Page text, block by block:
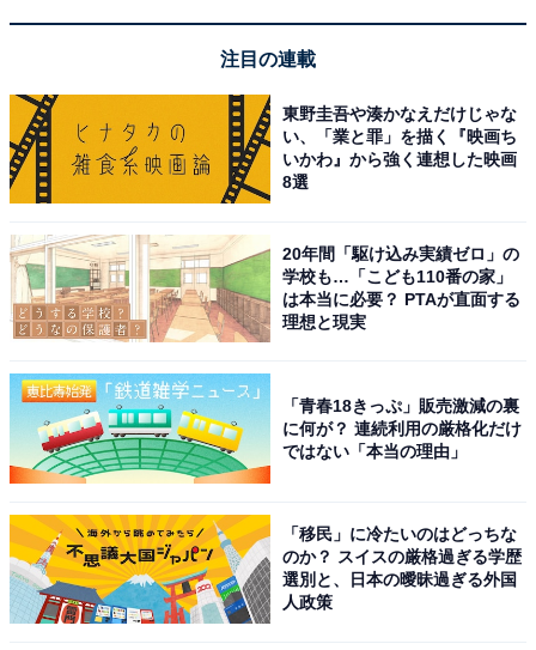
注目の連載
東野圭吾や湊かなえだけじゃな
い、「業と罪」を描く『映画ち
いかわ』から強く連想した映画
8選
20年間「駆け込み実績ゼロ」の
学校も…「こども110番の家」
は本当に必要？ PTAが直面する
理想と現実
「青春18きっぷ」販売激減の裏
に何が？ 連続利用の厳格化だけ
ではない「本当の理由」
「移民」に冷たいのはどっちな
のか？ スイスの厳格過ぎる学歴
選別と、日本の曖昧過ぎる外国
人政策